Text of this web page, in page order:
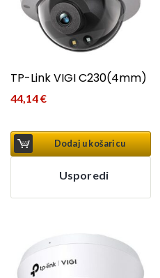
TP-Link VIGI C230(4mm)
44,14€
Dodaj u košaricu
Usporedi